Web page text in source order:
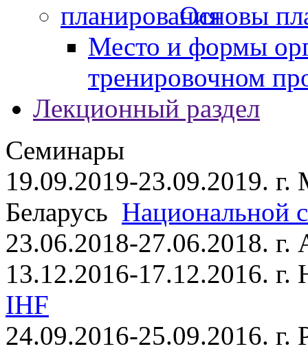
Основы
Место и формы
тренировочном
Лекционный раздел
Семинары
19.09.2019-23.09.2019. г.
Беларусь Национальной
23.06.2018-27.06.2018.
13.12.2016-17.12.2016.
IHF
24.09.2016-25.09.2016. г.